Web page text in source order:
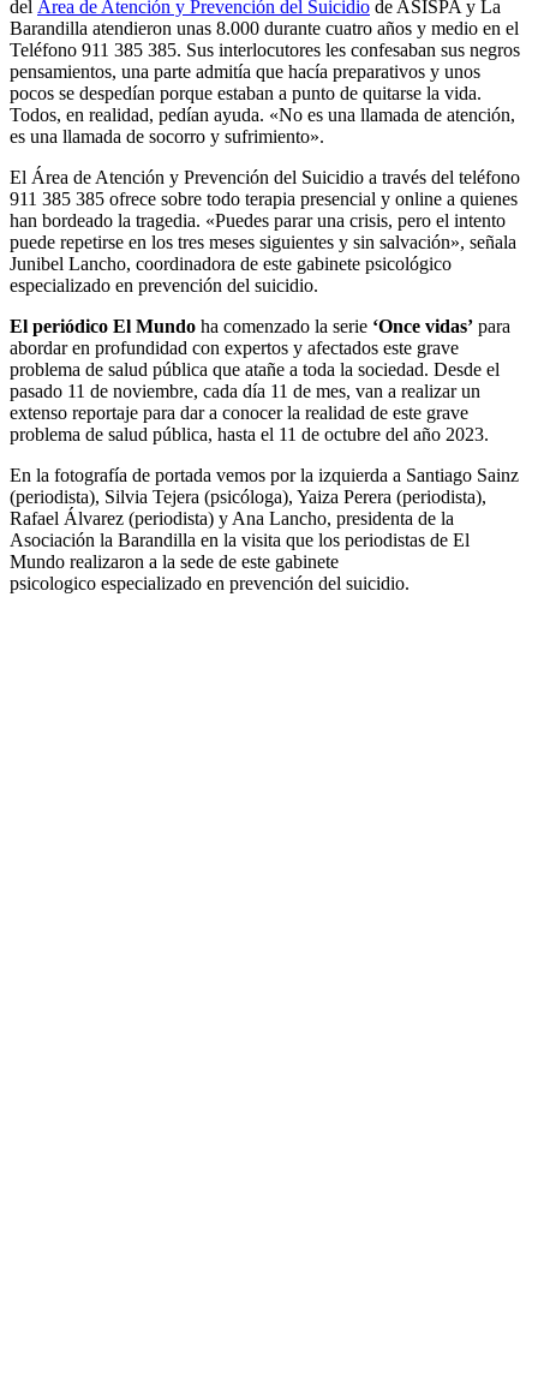
del Área de Atención y Prevención del Suicidio de ASISPA y La
Barandilla atendieron unas 8.000 durante cuatro años y medio en el
Teléfono 911 385 385. Sus interlocutores les confesaban sus negros
pensamientos, una parte admitía que hacía preparativos y unos
pocos se despedían porque estaban a punto de quitarse la vida.
Todos, en realidad, pedían ayuda. «No es una llamada de atención,
es una llamada de socorro y sufrimiento».
El Área de Atención y Prevención del Suicidio a través del teléfono
911 385 385 ofrece sobre todo terapia presencial y online a quienes
han bordeado la tragedia. «Puedes parar una crisis, pero el intento
puede repetirse en los tres meses siguientes y sin salvación», señala
Junibel Lancho, coordinadora de este gabinete psicológico
especializado en prevención del suicidio.
El periódico El Mundo ha comenzado la serie ‘Once vidas’ para
abordar en profundidad con expertos y afectados este grave
problema de salud pública que atañe a toda la sociedad. Desde el
pasado 11 de noviembre, cada día 11 de mes, van a realizar un
extenso reportaje para dar a conocer la realidad de este grave
problema de salud pública, hasta el 11 de octubre del año 2023.
En la fotografía de portada vemos por la izquierda a Santiago Sainz
(periodista), Silvia Tejera (psicóloga), Yaiza Perera (periodista),
Rafael Álvarez (periodista) y Ana Lancho, presidenta de la
Asociación la Barandilla en la visita que los periodistas de El
Mundo realizaron a la sede de este gabinete
psicologico especializado en prevención del suicidio.